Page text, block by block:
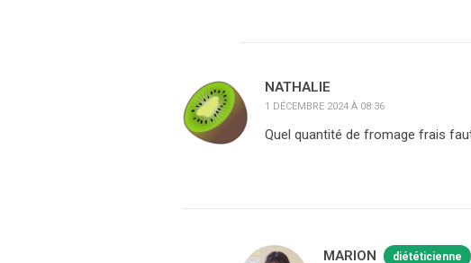
NATHALIE
1 DÉCEMBRE 2024 À 08:36
Quel quantité de fromage frais
MARION diététicienne